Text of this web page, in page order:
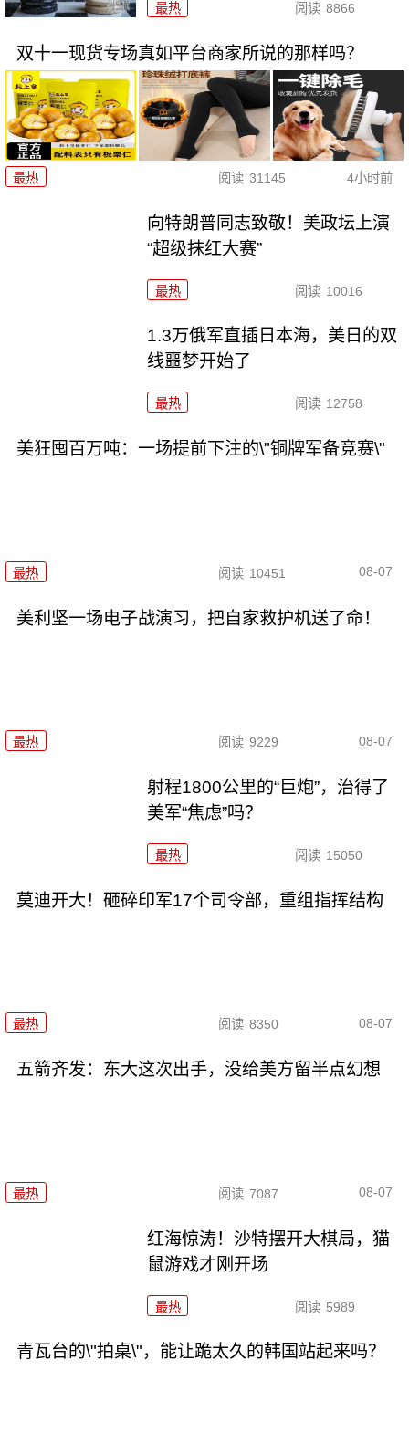
最热 阅读 8866
双十一现货专场真如平台商家所说的那样吗？
最热 阅读 31145 4小时前
向特朗普同志致敬！美政坛上演
“超级抹红大赛”
最热 阅读 10016
1.3万俄军直插日本海，美日的双
线噩梦开始了
最热 阅读 12758
美狂囤百万吨：一场提前下注的\"铜牌军备竞赛\"
最热 阅读 10451 08-07
美利坚一场电子战演习，把自家救护机送了命！
最热 阅读 9229 08-07
射程1800公里的“巨炮”，治得了
美军“焦虑”吗？
最热 阅读 15050
莫迪开大！砸碎印军17个司令部，重组指挥结构
最热 阅读 8350 08-07
五箭齐发：东大这次出手，没给美方留半点幻想
最热 阅读 7087 08-07
红海惊涛！沙特摆开大棋局，猫
鼠游戏才刚开场
最热 阅读 5989
青瓦台的\"拍桌\"，能让跪太久的韩国站起来吗？